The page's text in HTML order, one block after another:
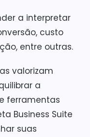
a interpretar
custo
entre outras.
valorizam
a
ferramentas
Business Suite
suas